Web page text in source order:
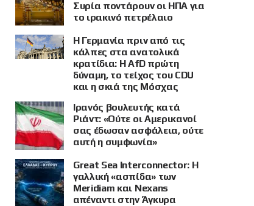
Συρία ποντάρουν οι ΗΠΑ για
το ιρακινό πετρέλαιο
Η Γερμανία πριν από τις
κάλπες στα ανατολικά
κρατίδια: Η AfD πρώτη
δύναμη, το τείχος του CDU
και η σκιά της Μόσχας
Ιρανός βουλευτής κατά
Ριάντ: «Ούτε οι Αμερικανοί
σας έδωσαν ασφάλεια, ούτε
αυτή η συμφωνία»
Great Sea Interconnector: Η
γαλλική «ασπίδα» των
Meridiam και Nexans
απέναντι στην Άγκυρα